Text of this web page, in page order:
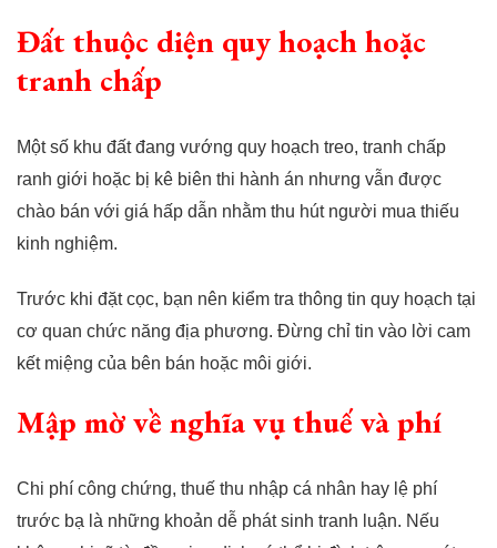
Đất thuộc diện quy hoạch hoặc
tranh chấp
Một số khu đất đang vướng quy hoạch treo, tranh chấp
ranh giới hoặc bị kê biên thi hành án nhưng vẫn được
chào bán với giá hấp dẫn nhằm thu hút người mua thiếu
kinh nghiệm.
Trước khi đặt cọc, bạn nên kiểm tra thông tin quy hoạch tại
cơ quan chức năng địa phương. Đừng chỉ tin vào lời cam
kết miệng của bên bán hoặc môi giới.
Mập mờ về nghĩa vụ thuế và phí
Chi phí công chứng, thuế thu nhập cá nhân hay lệ phí
trước bạ là những khoản dễ phát sinh tranh luận. Nếu